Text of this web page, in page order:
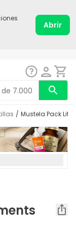
Abrir
/ Mustela Pack